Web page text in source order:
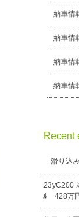
納車情
納車情
納車情
納車情
Recent
「滑り込み
23yC200 ｽ
ﾙ 428万